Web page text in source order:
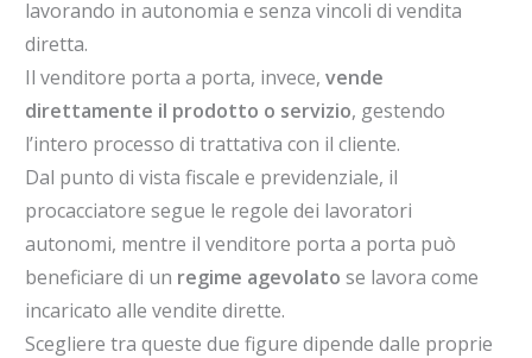
lavorando in autonomia e senza vincoli di vendita
diretta.
Il venditore porta a porta, invece, vende
direttamente il prodotto o servizio, gestendo
l’intero processo di trattativa con il cliente.
Dal punto di vista fiscale e previdenziale, il
procacciatore segue le regole dei lavoratori
autonomi, mentre il venditore porta a porta può
beneficiare di un regime agevolato se lavora come
incaricato alle vendite dirette.
Scegliere tra queste due figure dipende dalle proprie